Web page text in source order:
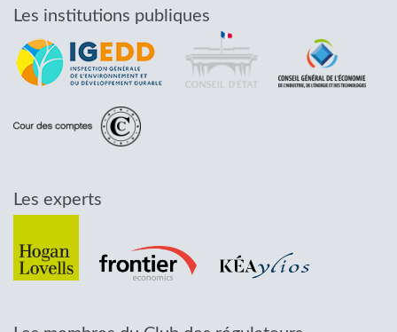
Les institutions publiques
Les experts